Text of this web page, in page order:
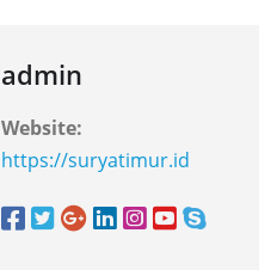
admin
Website:
https://suryatimur.id